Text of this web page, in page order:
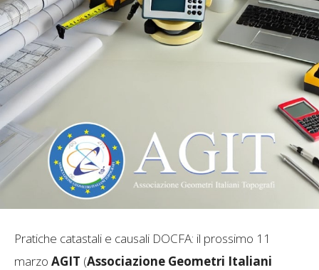
Pratiche catastali e causali DOCFA: il prossimo 11
marzo AGIT (Associazione Geometri Italiani